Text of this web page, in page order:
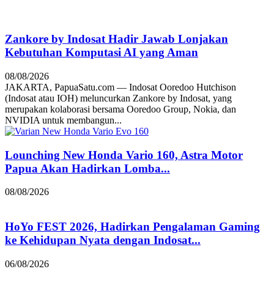
Zankore by Indosat Hadir Jawab Lonjakan
Kebutuhan Komputasi AI yang Aman
08/08/2026
JAKARTA, PapuaSatu.com — Indosat Ooredoo Hutchison
(Indosat atau IOH) meluncurkan Zankore by Indosat, yang
merupakan kolaborasi bersama Ooredoo Group, Nokia, dan
NVIDIA untuk membangun...
Lounching New Honda Vario 160, Astra Motor
Papua Akan Hadirkan Lomba...
08/08/2026
HoYo FEST 2026, Hadirkan Pengalaman Gaming
ke Kehidupan Nyata dengan Indosat...
06/08/2026